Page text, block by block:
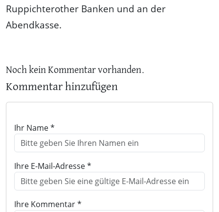
Ruppichterother Banken und an der
Abendkasse.
Noch kein Kommentar vorhanden.
Kommentar hinzufügen
Ihr Name *
Ihre E-Mail-Adresse *
Ihre Kommentar *